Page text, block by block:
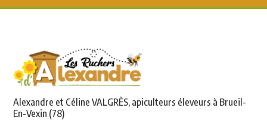
Alexandre et Céline VALGRÈS, apiculteurs éleveurs à Brueil-
En-Vexin (78)